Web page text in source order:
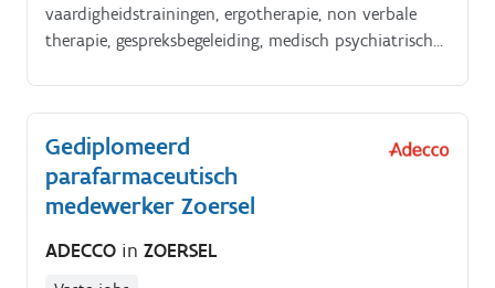
vaardigheidstrainingen, ergotherapie, non verbale
therapie, gespreksbegeleiding, medisch psychiatrische
Gediplomeerd
parafarmaceutisch
medewerker Zoersel
ADECCO in ZOERSEL